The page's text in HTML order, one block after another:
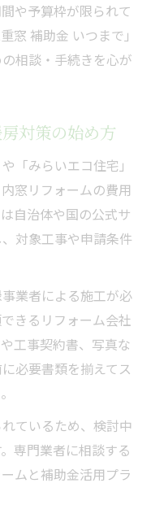
や予算枠が限られて
窓 補助金 いつまで」
相談・手続きを心が
対策の始め方
「みらいエコ住宅」
窓リフォームの費用
自治体や国の公式サ
対象工事や申請条件
業者による施工が必
きるリフォーム会社
工事契約書、写真な
必要書類を揃えてス
ているため、検討中
専門業者に相談する
ムと補助金活用プラ